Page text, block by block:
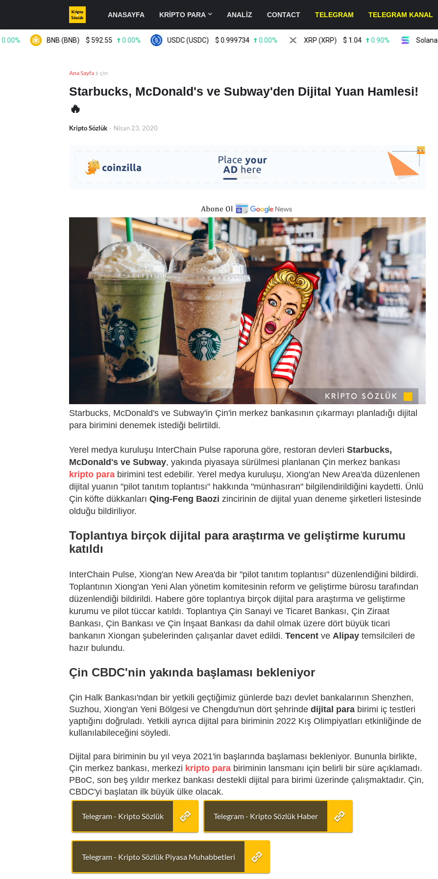
ANASAYFA KRİPTO PARA ANALİZ CONTACT TELEGRAM TELEGRAM KANAL
BNB (BNB) $592.55 0.00% USDC (USDC) $0.999734 0.00% XRP (XRP) $1.04 0.90% Solana (SOL)
Ana Sayfa çin
Starbucks, McDonald's ve Subway'den Dijital Yuan Hamlesi!
🔥
Kripto Sözlük - Nisan 23, 2020
Starbucks, McDonald's ve Subway'in Çin'in merkez bankasının çıkarmayı planladığı dijital
para birimini denemek istediği belirtildi.
Yerel medya kuruluşu InterChain Pulse raporuna göre, restoran devleri Starbucks,
McDonald's ve Subway, yakında piyasaya sürülmesi planlanan Çin merkez bankası
kripto parabirimini test edebilir. Yerel medya kuruluşu, Xiong'an New Area'da düzenlenen
dijital yuanın "pilot tanıtım toplantısı" hakkında "münhasıran" bilgilendirildiğini kaydetti. Ünlü
Çin köfte dükkanları Qing-Feng Baozi zincirinin de dijital yuan deneme şirketleri listesinde
olduğu bildiriliyor.
Toplantıya birçok dijital para araştırma ve geliştirme kurumu
katıldı
InterChain Pulse, Xiong'an New Area'da bir "pilot tanıtım toplantısı" düzenlendiğini bildirdi.
Toplantının Xiong'an Yeni Alan yönetim komitesinin reform ve geliştirme bürosu tarafından
düzenlendiği bildirildi. Habere göre toplantıya birçok dijital para araştırma ve geliştirme
kurumu ve pilot tüccar katıldı. Toplantıya Çin Sanayi ve Ticaret Bankası, Çin Ziraat
Bankası, Çin Bankası ve Çin İnşaat Bankası da dahil olmak üzere dört büyük ticari
bankanın Xiongan şubelerinden çalışanlar davet edildi. Tencentve Alipaytemsilcileri de
hazır bulundu.
Çin CBDC'nin yakında başlaması bekleniyor
Çin Halk Bankası'ndan bir yetkili geçtiğimiz günlerde bazı devlet bankalarının Shenzhen,
Suzhou, Xiong'an Yeni Bölgesi ve Chengdu'nun dört şehrinde dijital parabirimi iç testleri
yaptığını doğruladı. Yetkili ayrıca dijital para biriminin 2022 Kış Olimpiyatları etkinliğinde de
kullanılabileceğini söyledi.
Dijital para biriminin bu yıl veya 2021'in başlarında başlaması bekleniyor. Bununla birlikte,
Çin merkez bankası, merkezi kripto parabiriminin lansmanı için belirli bir süre açıklamadı.
PBoC, son beş yıldır merkez bankası destekli dijital para birimi üzerinde çalışmaktadır. Çin,
CBDC'yi başlatan ilk büyük ülke olacak.
Telegram - Kripto Sözlük Telegram - Kripto Sözlük Haber
Telegram - Kripto Sözlük Piyasa Muhabbetleri